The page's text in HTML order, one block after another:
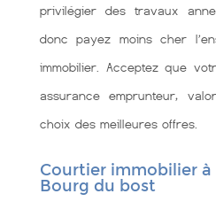
privilégier des travaux
donc payez moins cher
immobilier. Acceptez que
assurance emprunteur,
choix des meilleures offres.
Courtier immobilier à
Bourg du bost